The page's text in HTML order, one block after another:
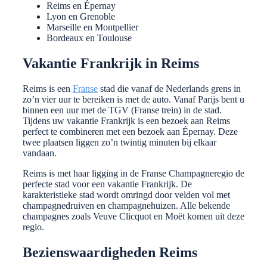
Reims en Épernay
Lyon en Grenoble
Marseille en Montpellier
Bordeaux en Toulouse
Vakantie Frankrijk in Reims
Reims is een Franse stad die vanaf de Nederlands grens in
zo’n vier uur te bereiken is met de auto. Vanaf Parijs bent u
binnen een uur met de TGV (Franse trein) in de stad.
Tijdens uw vakantie Frankrijk is een bezoek aan Reims
perfect te combineren met een bezoek aan Épernay. Deze
twee plaatsen liggen zo’n twintig minuten bij elkaar
vandaan.
Reims is met haar ligging in de Franse Champagneregio de
perfecte stad voor een vakantie Frankrijk. De
karakteristieke stad wordt omringd door velden vol met
champagnedruiven en champagnehuizen. Alle bekende
champagnes zoals Veuve Clicquot en Moët komen uit deze
regio.
Bezienswaardigheden Reims